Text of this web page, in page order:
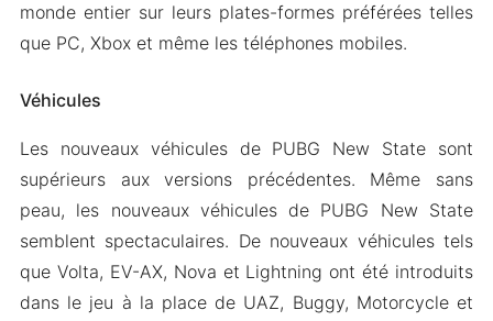
monde entier sur leurs plates-formes préférées telles
que PC, Xbox et même les téléphones mobiles.
Véhicules
Les nouveaux véhicules de PUBG New State sont
supérieurs aux versions précédentes. Même sans
peau, les nouveaux véhicules de PUBG New State
semblent spectaculaires. De nouveaux véhicules tels
que Volta, EV-AX, Nova et Lightning ont été introduits
dans le jeu à la place de UAZ, Buggy, Motorcycle et